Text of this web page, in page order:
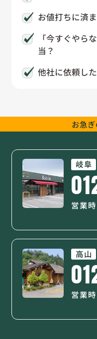
お値打ちに済
「今すぐやら
当？
他社に依頼し
お急
岐阜
営業
高山
営業